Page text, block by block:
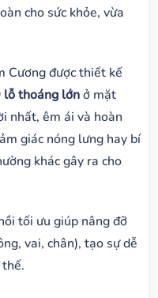
cho sức khỏe, vừa
Cương được thiết kế
lỗ thoáng lớnở mặt
nhất, êm ái và hoàn
giác nóng lưng hay bí
khác gây ra cho
tối ưu giúp nâng đỡ
vai, chân), tạo sự dễ